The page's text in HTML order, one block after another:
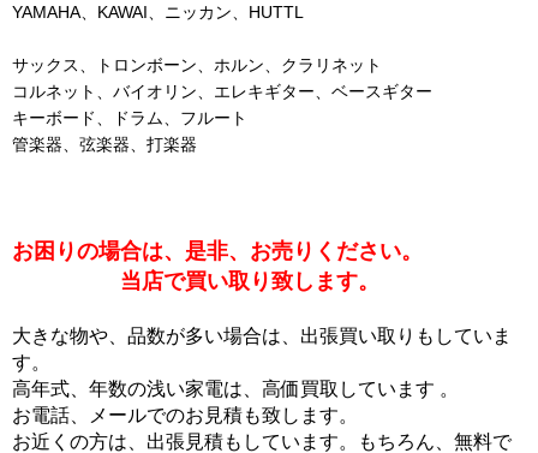
YAMAHA、KAWAI、ニッカン、HUTTL
サックス、トロンボーン、ホルン、クラリネット
コルネット、バイオリン、エレキギター、ベースギター
キーボード、ドラム、フルート
管楽器、弦楽器、打楽器
お困りの場合は、是非、お売りください。
当店で買い取り致します。
大きな物や、品数が多い場合は、出張買い取りもしていま
す。
高年式、年数の浅い家電は、高価買取しています 。
お電話、メールでのお見積も致します。
お近くの方は、出張見積もしています。もちろん、無料で